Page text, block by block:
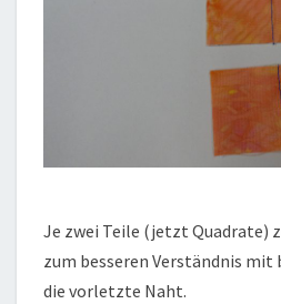
Je zwei Teile (jetzt Quadrate)
zum besseren Verständnis mit
die vorletzte Naht.